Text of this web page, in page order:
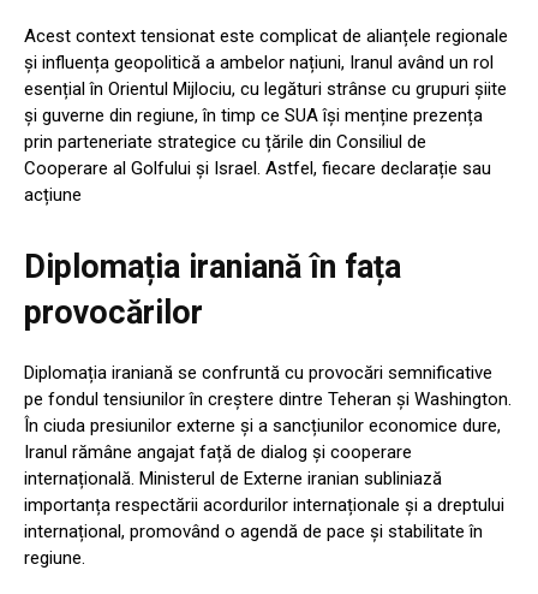
Acest context tensionat este complicat de alianțele regionale
și influența geopolitică a ambelor națiuni, Iranul având un rol
esențial în Orientul Mijlociu, cu legături strânse cu grupuri șiite
și guverne din regiune, în timp ce SUA își menține prezența
prin parteneriate strategice cu țările din Consiliul de
Cooperare al Golfului și Israel. Astfel, fiecare declarație sau
acțiune
Diplomația iraniană în fața
provocărilor
Diplomația iraniană se confruntă cu provocări semnificative
pe fondul tensiunilor în creștere dintre Teheran și Washington.
În ciuda presiunilor externe și a sancțiunilor economice dure,
Iranul rămâne angajat față de dialog și cooperare
internațională. Ministerul de Externe iranian subliniază
importanța respectării acordurilor internaționale și a dreptului
internațional, promovând o agendă de pace și stabilitate în
regiune.